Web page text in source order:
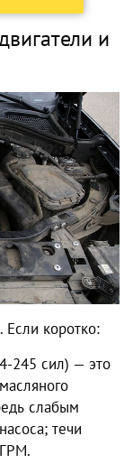
и
Если коротко:
245 сил) — это
слабым
течи